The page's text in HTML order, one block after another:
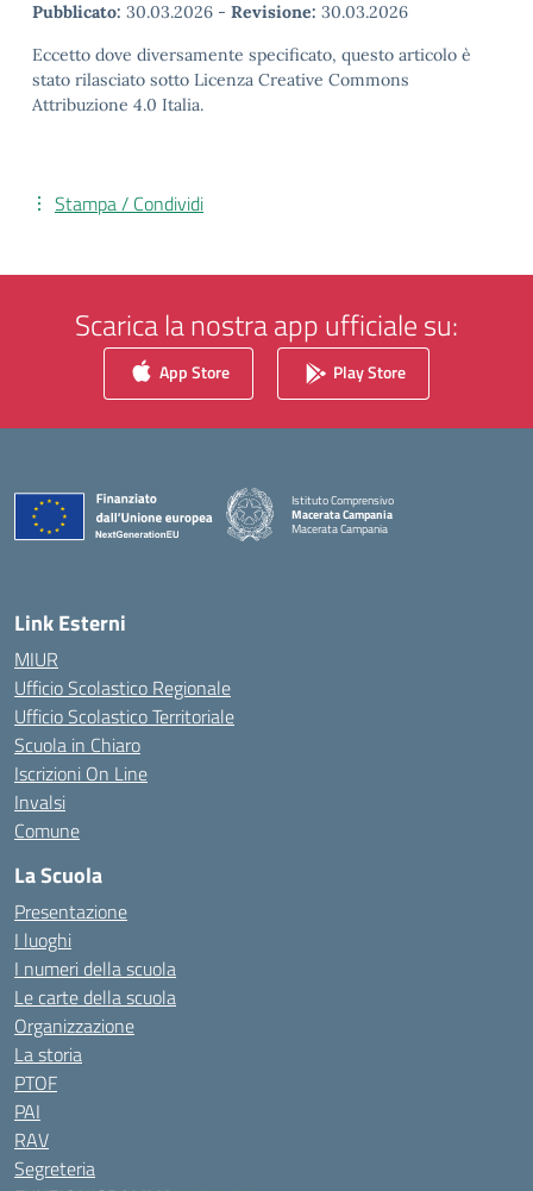
Pubblicato: 30.03.2026 - Revisione: 30.03.2026
Eccetto dove diversamente specificato, questo articolo è
stato rilasciato sotto Licenza Creative Commons
Attribuzione 4.0 Italia.
Stampa / Condividi
Scarica la nostra app ufficiale su:
App Store Play Store
Istituto Comprensivo
Macerata Campania
Macerata Campania
— Visita la pagina iniziale della scuola
Link Esterni
MIUR
Ufficio Scolastico Regionale
Ufficio Scolastico Territoriale
Scuola in Chiaro
Iscrizioni On Line
Invalsi
Comune
La Scuola
Presentazione
I luoghi
I numeri della scuola
Le carte della scuola
Organizzazione
La storia
PTOF
PAI
RAV
Segreteria